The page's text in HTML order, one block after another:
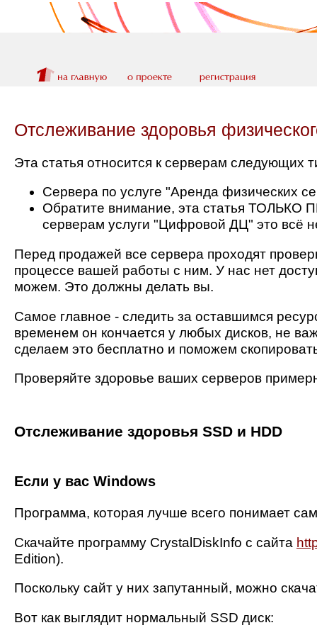
Отслеживание здоровья
Эта статья относится к серверам следующих
Сервера по услуге "Аренда физических
Обратите внимание, эта статья ТОЛЬКО
серверам услуги "Цифровой ДЦ" это всё
Перед продажей все сервера проходят
процессе вашей работы с ним. У нас нет
можем. Это должны делать вы.
Самое главное - следить за оставшимся
временем он кончается у любых дисков, не
сделаем это бесплатно и поможем
Проверяйте здоровье ваших серверов
Отслеживание здоровья SSD и HDD
Если у вас Windows
Программа, которая лучше всего понимает
Скачайте программу CrystalDiskInfo с сайта
Edition).
Поскольку сайт у них запутанный, можно
Вот как выглядит нормальный SSD диск: